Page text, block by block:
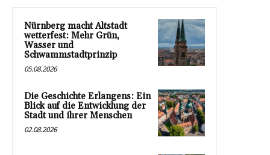
Nürnberg macht Altstadt
wetterfest: Mehr Grün,
Wasser und
Schwammstadtprinzip
05.08.2026
Die Geschichte Erlangens: Ein
Blick auf die Entwicklung der
Stadt und ihrer Menschen
02.08.2026